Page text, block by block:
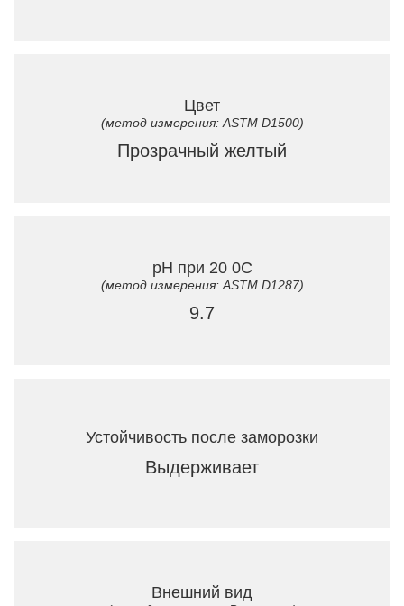
Цвет
(метод измерения: ASTM D1500)
Прозрачный желтый
рН при 20 0C
(метод измерения: ASTM D1287)
9.7
Устойчивость после заморозки
Выдерживает
Внешний вид